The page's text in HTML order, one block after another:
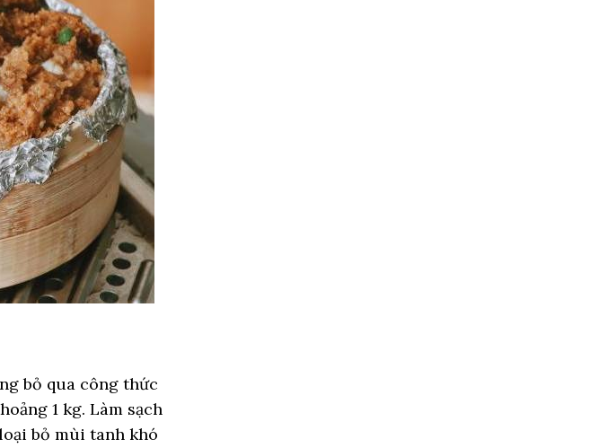
bỏ qua công thức
1 kg. Làm sạch
bỏ mùi tanh khó